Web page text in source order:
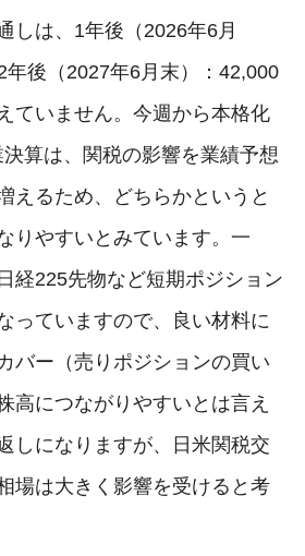
しは、1年後（2026年6月
年後（2027年6月末）：42,000
ていません。今週から本格化
算は、関税の影響を業績予想
えるため、どちらかというと
りやすいとみています。一
経225先物など短期ポジション
っていますので、良い材料に
バー（売りポジションの買い
高につながりやすいとは言え
しになりますが、日米関税交
場は大きく影響を受けると考